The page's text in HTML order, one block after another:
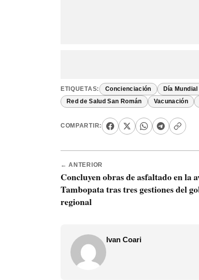
ETIQUETAS: Concienciación Día
Red de Salud San Román Vacunación
COMPARTIR:
← ANTERIOR
Concluyen obras de asfaltado en la
Tambopata tras tres gestiones del
regional
Ivan Coari